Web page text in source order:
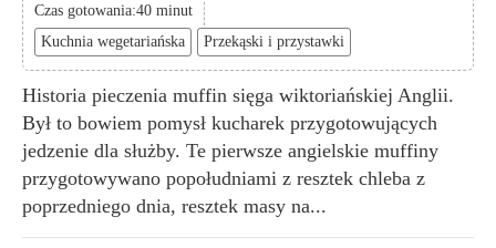
Czas gotowania:40 minut
Kuchnia wegetariańska
Przekąski i przystawki
Historia pieczenia muffin sięga wiktoriańskiej Anglii.
Był to bowiem pomysł kucharek przygotowujących
jedzenie dla służby. Te pierwsze angielskie muffiny
przygotowywano popołudniami z resztek chleba z
poprzedniego dnia, resztek masy na...